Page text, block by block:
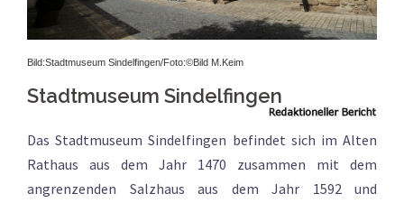
Bild:Stadtmuseum Sindelfingen/Foto:©Bild M.Keim
Stadtmuseum Sindelfingen
Das Stadtmuseum Sindelfingen befindet sich im Alten
Rathaus aus dem Jahr 1470 zusammen mit dem
angrenzenden Salzhaus aus dem Jahr 1592 und